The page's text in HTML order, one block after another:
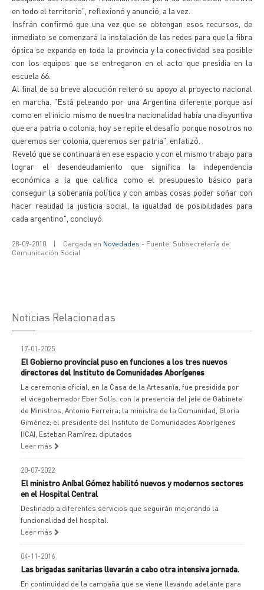
en todo el territorio", reflexionó y anunció, a la vez.
Insfrán confirmó que una vez que se obtengan esos recursos, de
inmediato se comenzará la instalación de las redes para que la fibra
óptica se expanda en toda la provincia y la conectividad sea posible
con los equipos que se entregaron en el acto que presidía en la
escuela 66.
Al final de su breve alocución reiteró su apoyo al proyecto nacional
en marcha. "Está peleando por una Argentina diferente porque así
como en el inicio mismo de nuestra nacionalidad había una disyuntiva
que era patria o colonia, hoy se repite el desafío porque nosotros no
queremos ser colonia, queremos ser patria", enfatizó.
Reveló que se continuará en ese espacio y con el mismo trabajo para
lograr el desendeudamiento que significa la independencia
económica a la que califica como el presupuesto básico para
conseguir la soberanía política y con ambas cosas poder soñar con
hacer realidad la justicia social, la igualdad de posibilidades para
cada argentino", concluyó.
28-09-2010 | Cargada en Novedades - Fuente: Subsecretaría de
Comunicación Social
Noticias Relacionadas
17-01-2025
El Gobierno provincial puso en funciones a los tres nuevos
directores del Instituto de Comunidades Aborígenes
La ceremonia oficial, en la Casa de la Artesanía, fue presidida por
el vicegobernador Eber Solís, con la presencia del jefe de Gabinete
de Ministros, Antonio Ferreira; la ministra de la Comunidad, Gloria
Giménez; el presidente del Instituto de Comunidades Aborígenes
(ICA), Esteban Ramírez; diputados
Leer más
20-07-2022
El ministro Aníbal Gómez habilitó nuevos y modernos sectores
en el Hospital Central
Destinado a diferentes servicios que seguirán mejorando la
funcionalidad del hospital.
Leer más
04-11-2016
Las brigadas sanitarias llevarán a cabo otra intensiva jornada.
En continuidad de la campaña que se viene llevando adelante para